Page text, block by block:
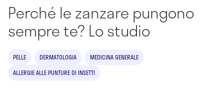
Perché le zanzare pungono
sempre te? Lo studio
PELLE DERMATOLOGIA
MEDICINA GENERALE
ALLERGIE ALLE PUNTURE DI INSETTI